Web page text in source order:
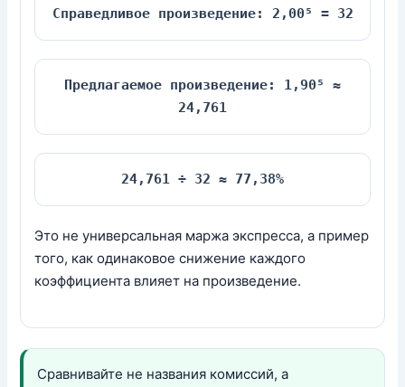
Справедливое произведение: 2,00⁵ = 32
Предлагаемое произведение: 1,90⁵ ≈
24,761
24,761 ÷ 32 ≈ 77,38%
Это не универсальная маржа экспресса, а пример
того, как одинаковое снижение каждого
коэффициента влияет на произведение.
Сравнивайте не названия комиссий, а